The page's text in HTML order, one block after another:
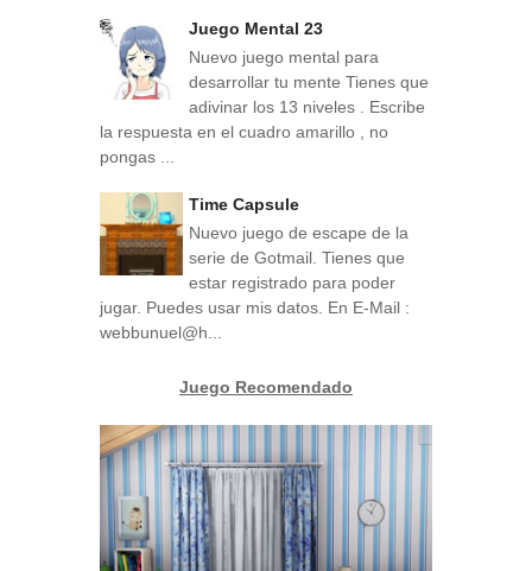
Juego Mental 23
Nuevo juego mental para
desarrollar tu mente Tienes que
adivinar los 13 niveles . Escribe
la respuesta en el cuadro amarillo , no
pongas ...
Time Capsule
Nuevo juego de escape de la
serie de Gotmail. Tienes que
estar registrado para poder
jugar. Puedes usar mis datos. En E-Mail :
webbunuel@h...
Juego Recomendado